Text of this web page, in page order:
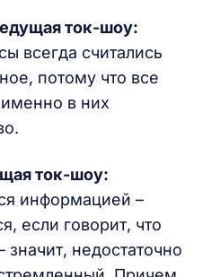
ток-шоу:
всегда считались
потому что все
именно в них
ток-шоу:
информацией –
если говорит, что
значит, недостаточно